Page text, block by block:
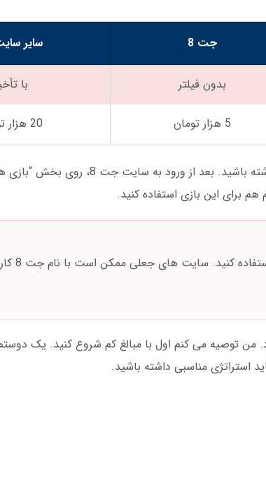
جت 8 سایر
بدون فیلتر با
5 هزار تومان 20 هزار تومان
برای شروع بازی انفجار در جت 8، اول باید حساب کاربری داشته
برای این بازی استفاده کنید.
فقط از آدرس